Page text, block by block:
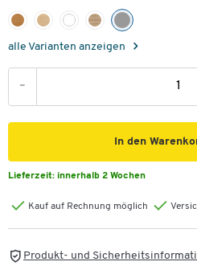
alle Varianten anzeigen
-
In den
Lieferzeit: innerhalb 2 Wochen
Kauf auf Rechnung möglich
Produkt- und